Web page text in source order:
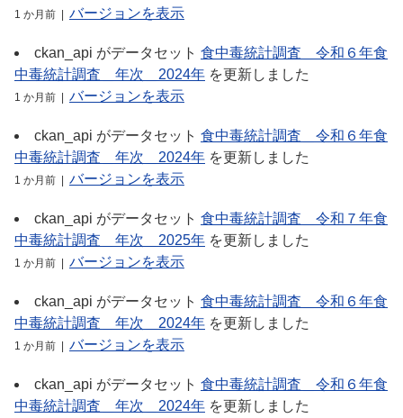
1 か月前 | バージョンを表示
ckan_api がデータセット 食中毒統計調査＿令和６年食
中毒統計調査＿年次＿2024年 を更新しました
1 か月前 | バージョンを表示
ckan_api がデータセット 食中毒統計調査＿令和６年食
中毒統計調査＿年次＿2024年 を更新しました
1 か月前 | バージョンを表示
ckan_api がデータセット 食中毒統計調査＿令和７年食
中毒統計調査＿年次＿2025年 を更新しました
1 か月前 | バージョンを表示
ckan_api がデータセット 食中毒統計調査＿令和６年食
中毒統計調査＿年次＿2024年 を更新しました
1 か月前 | バージョンを表示
ckan_api がデータセット 食中毒統計調査＿令和６年食
中毒統計調査＿年次＿2024年 を更新しました